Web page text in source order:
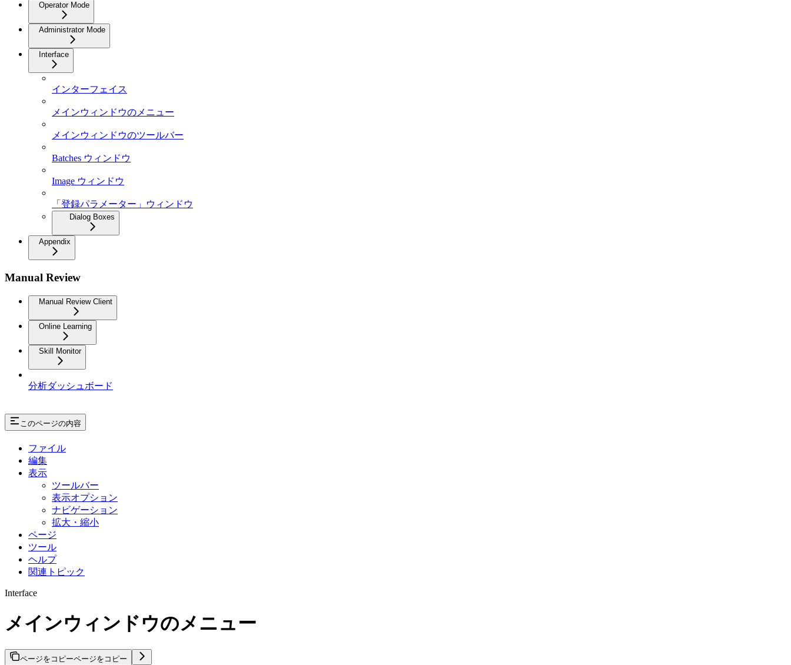
Operator Mode
Administrator Mode
Interface
インターフェイス
メインウィンドウのメニュー
メインウィンドウのツールバー
Batches ウィンドウ
Image ウィンドウ
「登録パラメーター」ウィンドウ
Dialog Boxes
Appendix
Manual Review
Manual Review Client
Online Learning
Skill Monitor
分析ダッシュボード
このページの内容
ファイル
編集
表示
ツールバー
表示オプション
ナビゲーション
拡大・縮小
ページ
ツール
ヘルプ
関連トピック
Interface
メインウィンドウのメニュー
ページをコピーページをコピー